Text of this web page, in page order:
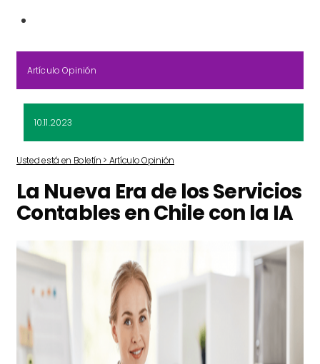
Artículo Opinión
10.11.2023
Usted está en Boletín > Artículo Opinión
La Nueva Era de los Servicios
Contables en Chile con la IA